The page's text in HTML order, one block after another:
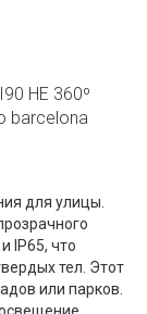
HE 360º
barcelona
для улицы.
IP65, что
тел. Этот
или парков.